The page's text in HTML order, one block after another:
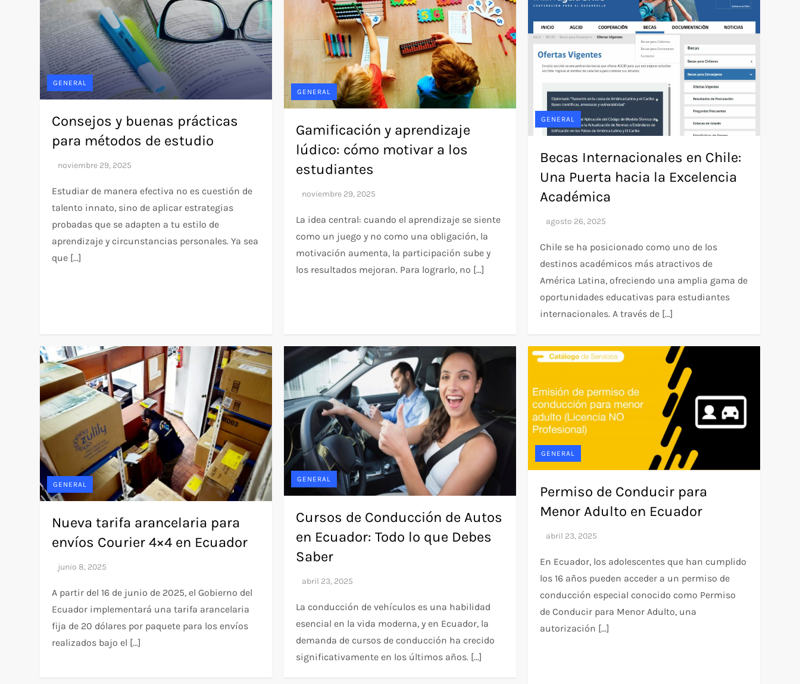
GENERAL
Consejos y buenas prácticas
para métodos de estudio
Estudiar de manera efectiva no es cuestión de
talento innato, sino de aplicar estrategias
probadas que se adapten a tu estilo de
aprendizaje y circunstancias personales. Ya sea
que […]
GENERAL
Gamificación y aprendizaje
lúdico: cómo motivar a los
estudiantes
La idea central: cuando el aprendizaje se siente
como un juego y no como una obligación, la
motivación aumenta, la participación sube y
los resultados mejoran. Para lograrlo, no […]
GENERAL
Becas Internacionales en Chile:
Una Puerta hacia la Excelencia
Académica
Chile se ha posicionado como uno de los
destinos académicos más atractivos de
América Latina, ofreciendo una amplia gama de
oportunidades educativas para estudiantes
internacionales. A través de […]
GENERAL
Nueva tarifa arancelaria para
envíos Courier 4×4 en Ecuador
A partir del 16 de junio de 2025, el Gobierno del
Ecuador implementará una tarifa arancelaria
fija de 20 dólares por paquete para los envíos
realizados bajo el […]
GENERAL
Cursos de Conducción de Autos
en Ecuador: Todo lo que Debes
Saber
La conducción de vehículos es una habilidad
esencial en la vida moderna, y en Ecuador, la
demanda de cursos de conducción ha crecido
significativamente en los últimos años. […]
GENERAL
Permiso de Conducir para
Menor Adulto en Ecuador
En Ecuador, los adolescentes que han cumplido
los 16 años pueden acceder a un permiso de
conducción especial conocido como Permiso
de Conducir para Menor Adulto, una
autorización […]